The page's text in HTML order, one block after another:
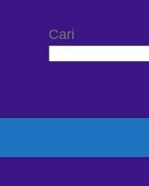
Cari